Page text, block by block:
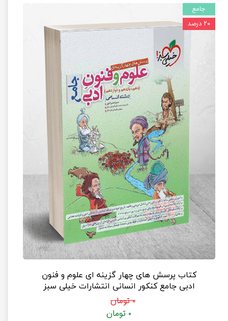
کتاب پرسش های چهار گزینه ای علوم و فنون
ادبی جامع کنکور انسانی انتشارات خیلی سبز
۰ تومان
۰ تومان
جامع
۲۰ درصد